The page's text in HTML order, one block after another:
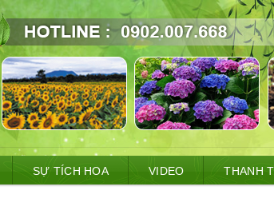
SỰ TÍCH HOA VIDEO THANH